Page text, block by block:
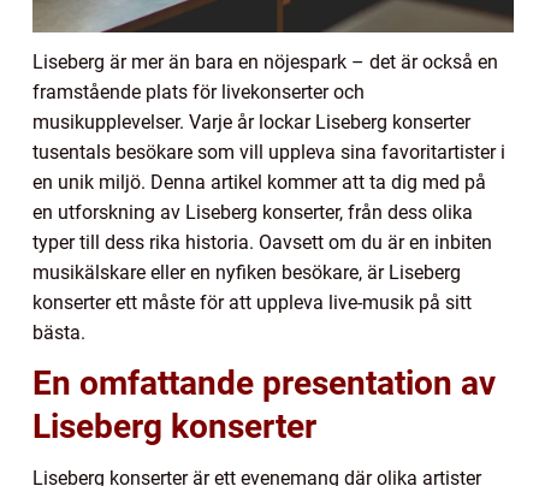
Liseberg är mer än bara en nöjespark – det är också en
framstående plats för livekonserter och
musikupplevelser. Varje år lockar Liseberg konserter
tusentals besökare som vill uppleva sina favoritartister i
en unik miljö. Denna artikel kommer att ta dig med på
en utforskning av Liseberg konserter, från dess olika
typer till dess rika historia. Oavsett om du är en inbiten
musikälskare eller en nyfiken besökare, är Liseberg
konserter ett måste för att uppleva live-musik på sitt
bästa.
En omfattande presentation av
Liseberg konserter
Liseberg konserter är ett evenemang där olika artister